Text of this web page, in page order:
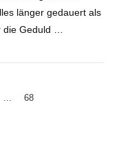
länger gedauert als
Geduld …
68